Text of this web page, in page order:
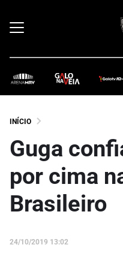
INÍCIO
Guga
por cima
Brasileiro
24/10/2019 13:02